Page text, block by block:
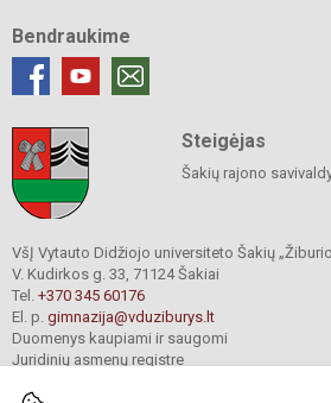
Bendraukime
Steigėjas
Šakių rajono
VšĮ Vytauto Didžiojo universiteto Šakių
V. Kudirkos g. 33, 71124 Šakiai
Tel. +370 345 60176
El. p. gimnazija@vduziburys.lt
Duomenys kaupiami ir saugomi
Juridinių asmenų registre